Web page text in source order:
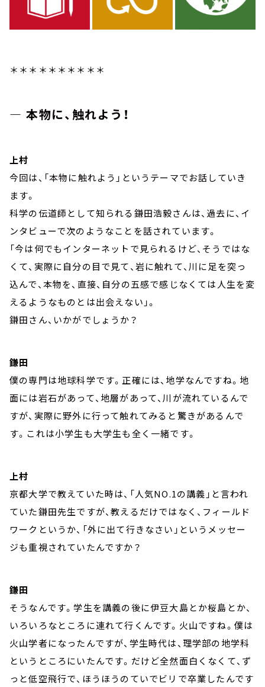
＊＊＊＊＊＊＊＊＊＊
― 本物に、触れよう！
上村
今回は、「本物に触れよう」というテーマでお話していき
ます。
科学の伝道師として知られる鎌田浩毅さんは、過去に、イ
ンタビューで次のようなことを話されています。
「今は何でもインターネットで見られるけど、そうではな
くて、実際に自分の目で見て、岩に触れて、川に足を突っ
込んで、本物を、直接、自分の五感で感じなくては人生を変
えるようなものとは出会えない」。
鎌田さん、いかがでしょうか？
鎌田
僕の専門は地球科学です。正確には、地学なんですね。地
面には岩石があって、地層があって、川が流れているんで
すが、実際に野外に行って触れてみると驚きがあるんで
す。これは小学生も大学生も全く一緒です。
上村
京都大学で教えていた時は、「人気NO.1の講義」と言われ
ていた鎌田先生ですが、教えるだけではなく、フィールド
ワークというか、「外に出て行きなさい」というメッセー
ジも重視されていたんですか？
鎌田
そうなんです。学生を講義の後に伊豆大島とか桜島とか、
いろいろなところに連れて行くんです。火山ですね。僕は
火山学者になったんですが、学生時代は、理学部の地学科
というところにいたんです。だけど全然面白くなくて、ず
っと低空飛行で、ほうほうのていでビリで卒業したんです